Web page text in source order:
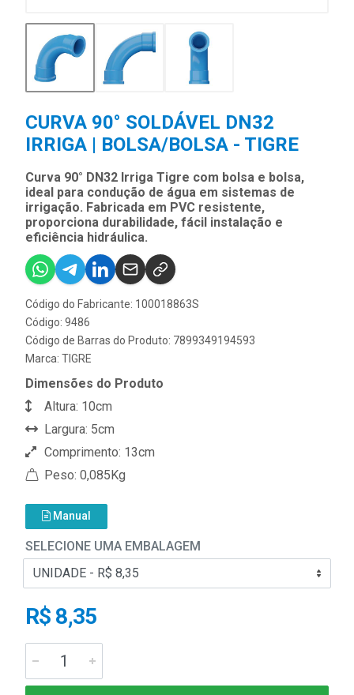
CURVA 90° SOLDÁVEL DN32
IRRIGA | BOLSA/BOLSA - TIGRE
Curva 90° DN32 Irriga Tigre com bolsa e bolsa,
ideal para condução de água em sistemas de
irrigação. Fabricada em PVC resistente,
proporciona durabilidade, fácil instalação e
eficiência hidráulica.
Código do Fabricante: 100018863S
Código: 9486
Código de Barras do Produto: 7899349194593
Marca: TIGRE
Dimensões do Produto
Altura: 10cm
Largura: 5cm
Comprimento: 13cm
Peso: 0,085Kg
Manual
SELECIONE UMA EMBALAGEM
R$ 8,35